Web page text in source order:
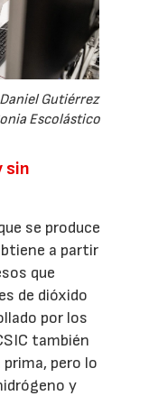
Gutiérrez
Escolástico
sin
se produce
a partir
que
de dióxido
por los
también
pero lo
y